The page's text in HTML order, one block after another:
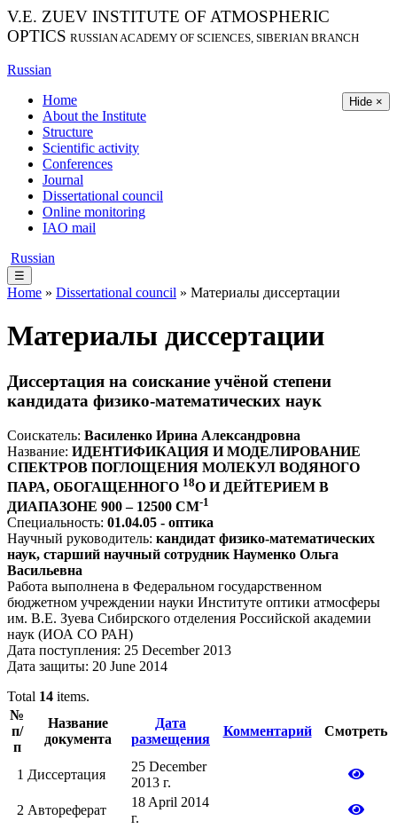
V.E. ZUEV INSTITUTE OF ATMOSPHERIC
OPTICS RUSSIAN ACADEMY OF SCIENCES, SIBERIAN BRANCH
Russian
Hide ×
Home
About the Institute
Structure
Scientific activity
Conferences
Journal
Dissertational council
Online monitoring
IAO mail
Russian
☰
Home » Dissertational council » Материалы диссертации
Материалы диссертации
Диссертация на соискание учёной степени
кандидата физико-математических наук
Соискатель: Василенко Ирина Александровна
Название: ИДЕНТИФИКАЦИЯ И МОДЕЛИРОВАНИЕ
СПЕКТРОВ ПОГЛОЩЕНИЯ МОЛЕКУЛ ВОДЯНОГО
ПАРА, ОБОГАЩЕННОГО 18O И ДЕЙТЕРИЕМ В
ДИАПАЗОНЕ 900 – 12500 СМ-1
Специальность: 01.04.05 - оптика
Научный руководитель: кандидат физико-математических
наук, старший научный сотрудник Науменко Ольга
Васильевна
Работа выполнена в Федеральном государственном
бюджетном учреждении науки Институте оптики атмосферы
им. В.Е. Зуева Сибирского отделения Российской академии
наук (ИОА СО РАН)
Дата поступления: 25 December 2013
Дата защиты: 20 June 2014
Total 14 items.
№
п/
п
Название
документа
Дата
размещения
Комментарий Смотреть
1 Диссертация
25 December
2013 г.
2 Автореферат
18 April 2014
г.